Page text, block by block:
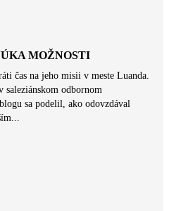
MOŽNOSTI
čas na jeho misii v meste Luanda.
saleziánskom odbornom
sa podelil, ako odovzdával